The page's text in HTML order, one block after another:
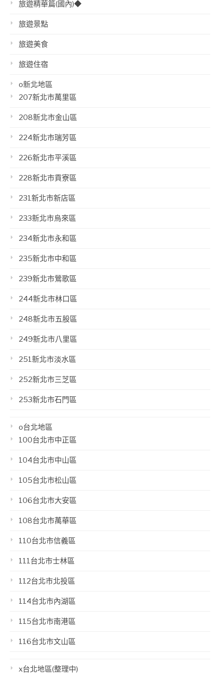
旅遊精華篇(國內)◆
旅遊景點
旅遊美食
旅遊住宿
o新北地區
207新北市萬里區
208新北市金山區
224新北市瑞芳區
226新北市平溪區
228新北市貢寮區
231新北市新店區
233新北市烏來區
234新北市永和區
235新北市中和區
239新北市鶯歌區
244新北市林口區
248新北市五股區
249新北市八里區
251新北市淡水區
252新北市三芝區
253新北市石門區
o台北地區
100台北市中正區
104台北市中山區
105台北市松山區
106台北市大安區
108台北市萬華區
110台北市信義區
111台北市士林區
112台北市北投區
114台北市內湖區
115台北市南港區
116台北市文山區
x台北地區(整理中)